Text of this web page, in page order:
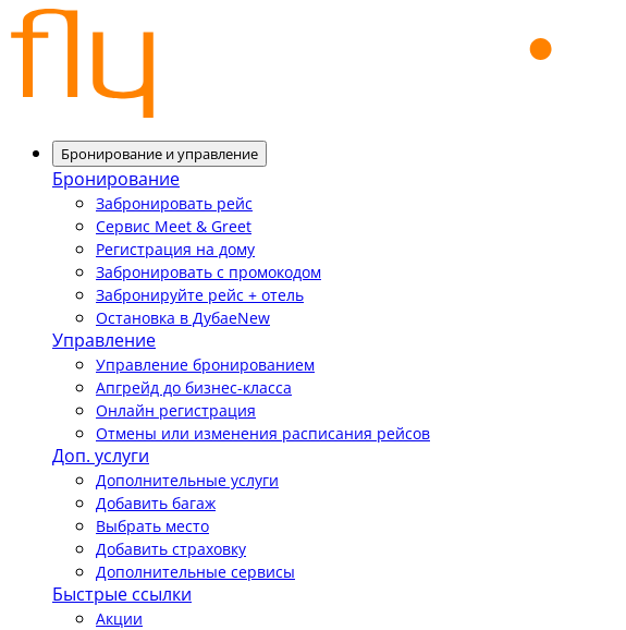
Бронирование и управление
Бронирование
Забронировать рейс
Сервис Meet & Greet
Регистрация на дому
Забронировать с промокодом
Забронируйте рейс + отель
Остановка в ДубаеNew
Управление
Управление бронированием
Апгрейд до бизнес-класса
Онлайн регистрация
Отмены или изменения расписания рейсов
Доп. услуги
Дополнительные услуги
Добавить багаж
Выбрать место
Добавить страховку
Дополнительные сервисы
Быстрые ссылки
Акции